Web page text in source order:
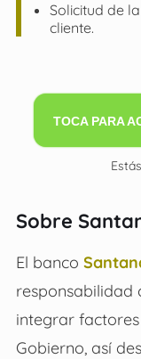
Solicitud de
cliente.
TOCA PARA
Sobre
El banco
responsabilidad
integrar
Gobierno, así